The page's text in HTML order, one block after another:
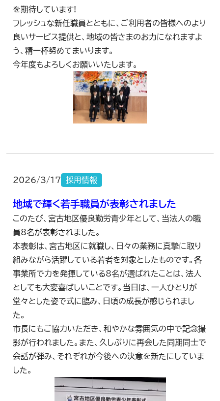
を期待しています!
フレッシュな新任職員とともに、ご利用者の皆様へのより
良いサービス提供と、地域の皆さまのお力になれますよ
う、精一杯努めてまいります。
今年度もよろしくお願いいたします。
2026/3/17 採用情報
地域で輝く若手職員が表彰されました
このたび、宮古地区優良勤労青少年として、当法人の職
員8名が表彰されました。
本表彰は、宮古地区に就職し、日々の業務に真摯に取り
組みながら活躍している若者を対象としたものです。各
事業所で力を発揮している8名が選ばれたことは、法人
としても大変喜ばしいことです。当日は、一人ひとりが
堂々とした姿で式に臨み、日頃の成長が感じられまし
た。
市長にもご協力いただき、和やかな雰囲気の中で記念撮
影が行われました。また、久しぶりに再会した同期同士で
会話が弾み、それぞれが今後への決意を新たにしていま
した。